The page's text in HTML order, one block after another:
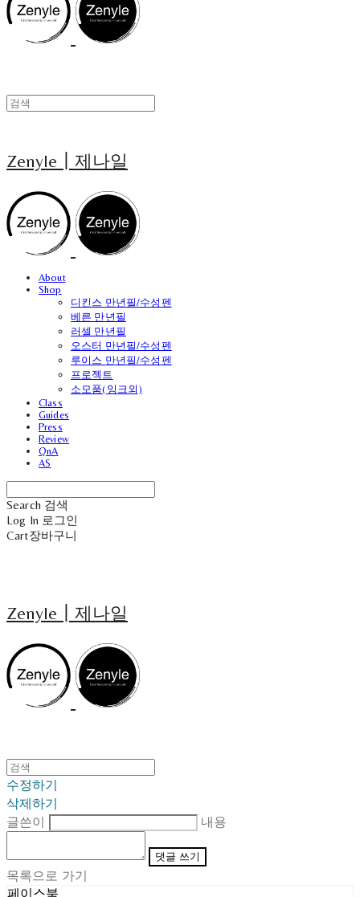
Zenyle┃제나일
About
Shop
디킨스 만년필/수성펜
베른 만년필
러셀 만년필
오스터 만년필/수성펜
루이스 만년필/수성펜
프로젝트
소모품(잉크외)
Class
Guides
Press
Review
QnA
AS
Search 검색
Log In 로그인
Cart장바구니
Zenyle┃제나일
수정하기
삭제하기
글쓴이
내용
댓글 쓰기
목록으로 가기
페이스북